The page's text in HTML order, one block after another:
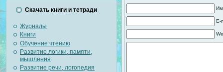
Скачать книги и тетради
Журналы
Книги
Обучение чтению
Развитие логики, памяти,
мышления
Развитие речи, логопедия
E-